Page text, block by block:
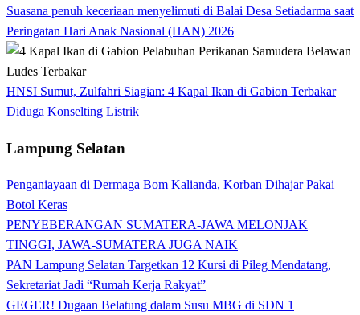
Suasana penuh keceriaan menyelimuti di Balai Desa Setiadarma saat
Peringatan Hari Anak Nasional (HAN) 2026
HNSI Sumut, Zulfahri Siagian: 4 Kapal Ikan di Gabion Terbakar
Diduga Konselting Listrik
Lampung Selatan
Penganiayaan di Dermaga Bom Kalianda, Korban Dihajar Pakai
Botol Keras
PENYEBERANGAN SUMATERA-JAWA MELONJAK
TINGGI, JAWA-SUMATERA JUGA NAIK
PAN Lampung Selatan Targetkan 12 Kursi di Pileg Mendatang,
Sekretariat Jadi “Rumah Kerja Rakyat”
GEGER! Dugaan Belatung dalam Susu MBG di SDN 1